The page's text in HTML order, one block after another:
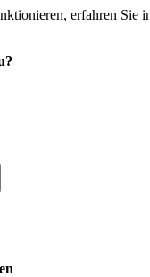
erfahren Sie